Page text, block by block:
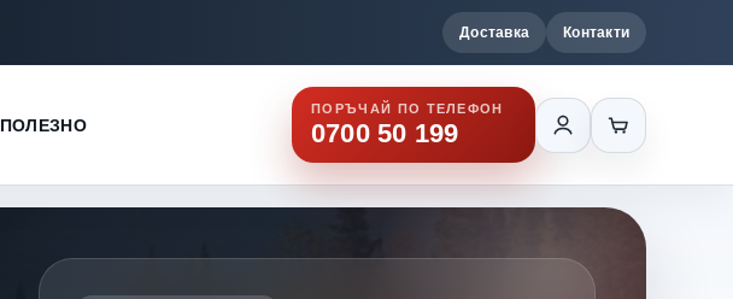
Доставка Контакти
ПОЛЕЗНО
ПОРЪЧАЙ ПО ТЕЛЕФОН
0700 50 199